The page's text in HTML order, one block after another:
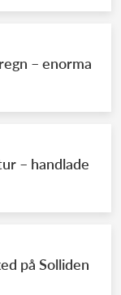
– enorma
– handlade
på Solliden